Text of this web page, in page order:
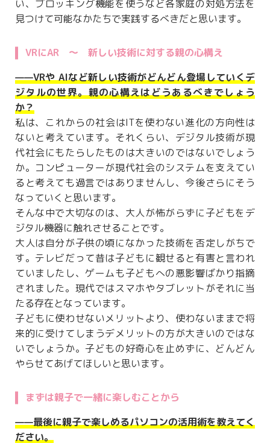
い、ブロッキング機能を使うなど各家庭の対処方法を
見つけて可能なかたちで実践するべきだと思います。
VRにAR ～ 新しい技術に対する親の心構え
——VRや AIなど新しい技術がどんどん登場していくデ
ジタルの世界。親の心構えはどうあるべきでしょう
か？
私は、これからの社会はITを使わない進化の方向性は
ないと考えています。それくらい、デジタル技術が現
代社会にもたらしたものは大きいのではないでしょう
か。コンピューターが現代社会のシステムを支えてい
ると考えても過言ではありませんし、今後さらにそう
なっていくと思います。
そんな中で大切なのは、大人が怖がらずに子どもをデ
ジタル機器に触れさせることです。
大人は自分が子供の頃になかった技術を否定しがちで
す。テレビだって昔は子どもに観せると有害と言われ
ていましたし、ゲームも子どもへの悪影響ばかり指摘
されました。現代ではスマホやタブレットがそれに当
たる存在となっています。
子どもに使わせないメリットより、使わないままで将
来的に受けてしまうデメリットの方が大きいのではな
いでしょうか。子どもの好奇心を止めずに、どんどん
やらせてあげてほしいと思います。
まずは親子で一緒に楽しむことから
——最後に親子で楽しめるパソコンの活用術を教えてく
ださい。